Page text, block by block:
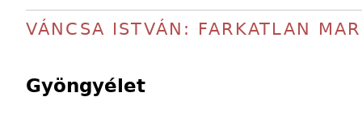
VÁNCSA ISTVÁN: FARKATLAN
Gyöngyélet